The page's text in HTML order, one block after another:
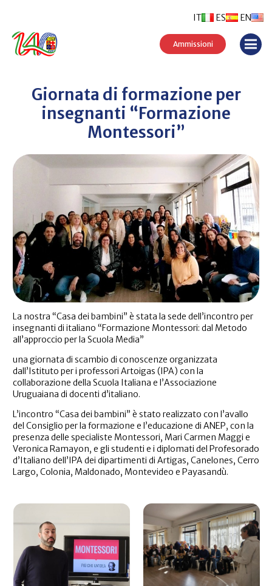
ES EN
IT
Ammissioni
Giornata di formazione per
insegnanti “Formazione
Montessori”
La nostra “Casa dei bambini” è stata la sede dell’incontro per
insegnanti di italiano “Formazione Montessori: dal Metodo
all’approccio per la Scuola Media”
una giornata di scambio di conoscenze organizzata
dall’Istituto per i professori Artoigas (IPA) con la
collaborazione della Scuola Italiana e l’Associazione
Uruguaiana di docenti d’italiano.
L’incontro “Casa dei bambini” è stato realizzato con l’avallo
del Consiglio per la formazione e l’educazione di ANEP, con la
presenza delle specialiste Montessori, Mari Carmen Maggi e
Veronica Ramayon, e gli studenti e i diplomati del Profesorado
d’Italiano dell’IPA dei dipartimenti di Artigas, Canelones, Cerro
Largo, Colonia, Maldonado, Montevideo e Payasandù.